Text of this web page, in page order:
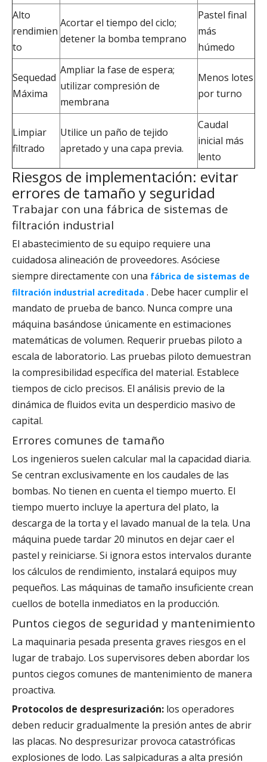
Alto
rendimien
to
Acortar el tiempo del ciclo;
detener la bomba temprano
Pastel final
más
húmedo
Sequedad
Máxima
Ampliar la fase de espera;
utilizar compresión de
membrana
Menos lotes
por turno
Limpiar
filtrado
Utilice un paño de tejido
apretado y una capa previa.
Caudal
inicial más
lento
Riesgos de implementación: evitar
errores de tamaño y seguridad
Trabajar con una fábrica de sistemas de
filtración industrial
El abastecimiento de su equipo requiere una
cuidadosa alineación de proveedores. Asóciese
siempre directamente con una fábrica de sistemas de
filtración industrial acreditada . Debe hacer cumplir el
mandato de prueba de banco. Nunca compre una
máquina basándose únicamente en estimaciones
matemáticas de volumen. Requerir pruebas piloto a
escala de laboratorio. Las pruebas piloto demuestran
la compresibilidad específica del material. Establece
tiempos de ciclo precisos. El análisis previo de la
dinámica de fluidos evita un desperdicio masivo de
capital.
Errores comunes de tamaño
Los ingenieros suelen calcular mal la capacidad diaria.
Se centran exclusivamente en los caudales de las
bombas. No tienen en cuenta el tiempo muerto. El
tiempo muerto incluye la apertura del plato, la
descarga de la torta y el lavado manual de la tela. Una
máquina puede tardar 20 minutos en dejar caer el
pastel y reiniciarse. Si ignora estos intervalos durante
los cálculos de rendimiento, instalará equipos muy
pequeños. Las máquinas de tamaño insuficiente crean
cuellos de botella inmediatos en la producción.
Puntos ciegos de seguridad y mantenimiento
La maquinaria pesada presenta graves riesgos en el
lugar de trabajo. Los supervisores deben abordar los
puntos ciegos comunes de mantenimiento de manera
proactiva.
Protocolos de despresurización: los operadores
deben reducir gradualmente la presión antes de abrir
las placas. No despresurizar provoca catastróficas
explosiones de lodo. Las salpicaduras a alta presión